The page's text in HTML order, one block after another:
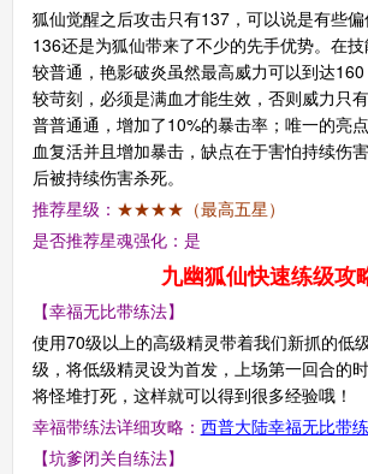
西普大陆手机版
狐仙觉醒之后攻击只有137，可以说是有些
136还是为狐仙带来了不少的先手优势。在
较普通，艳影破炎虽然最高威力可以到达
较苛刻，必须是满血才能生效，否则威力只
普普通通，增加了10%的暴击率；唯一的亮
血复活并且增加暴击，缺点在于害怕持续伤
后被持续伤害杀死。
推荐星级： ★★★★（最高五星）
是否推荐星魂强化：是
九幽狐仙快速练级攻
【幸福无比带练法】
使用70级以上的高级精灵带着我们新抓的低
级，将低级精灵设为首发，上场第一回合的
将怪堆打死，这样就可以得到很多经验哦！
幸福带练法详细攻略： 西普大陆幸福无比带
【坑爹闭关自练法】